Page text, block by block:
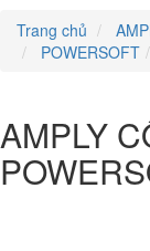
Trang chủ
POWERSOFT
AMPLY